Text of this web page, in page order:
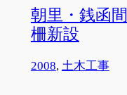
朝里・銭函
柵新設
2008, 土木工事